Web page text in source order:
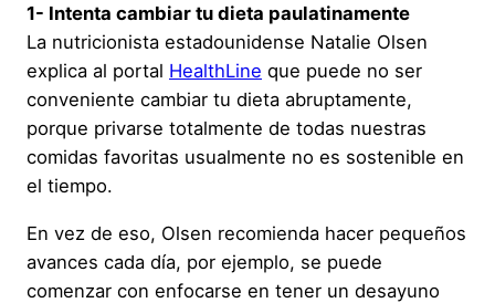
1- Intenta cambiar tu dieta paulatinamente
La nutricionista estadounidense Natalie Olsen
explica al portal HealthLine que puede no ser
conveniente cambiar tu dieta abruptamente,
porque privarse totalmente de todas nuestras
comidas favoritas usualmente no es sostenible en
el tiempo.
En vez de eso, Olsen recomienda hacer pequeños
avances cada día, por ejemplo, se puede
comenzar con enfocarse en tener un desayuno